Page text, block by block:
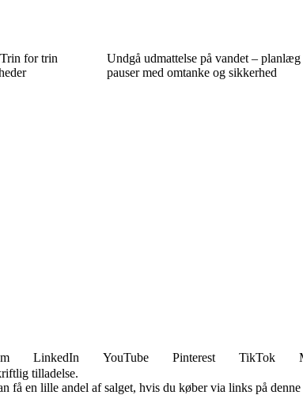
for trin
Undgå udmattelse på vandet – planlæg
pauser med omtanke og sikkerhed
LinkedIn YouTube Pinterest TikTok
tilladelse.
få en lille andel af salget, hvis du køber via links på denne